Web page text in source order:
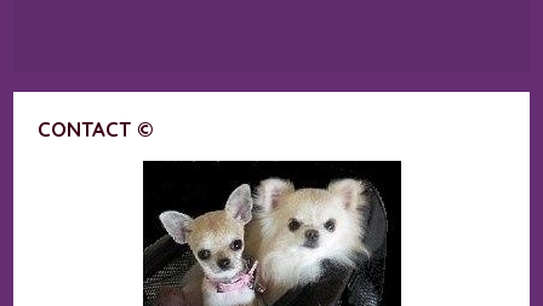
CONTACT ©